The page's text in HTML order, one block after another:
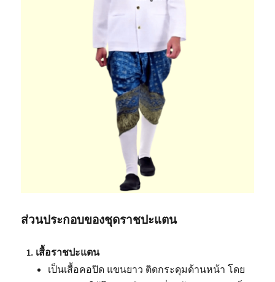
ส่วนประกอบของชุดราชปะแตน
เสื้อราชปะแตน
เป็นเสื้อคอปิด แขนยาว ติดกระดุมด้านหน้า โดย